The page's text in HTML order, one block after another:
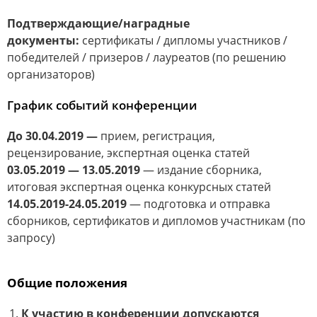
Подтверждающие/наградные
документы: сертификаты / дипломы участников /
победителей / призеров / лауреатов (по решению
организаторов)
График событий конференции
До 30.04.2019 — прием, регистрация,
рецензирование, экспертная оценка статей
03.05.2019 — 13.05.2019— издание сборника,
итоговая экспертная оценка конкурсных статей
14.05.2019-24.05.2019— подготовка и отправка
сборников, сертификатов и дипломов участникам (по
запросу)
Общие положения
К участию в конференции допускаются